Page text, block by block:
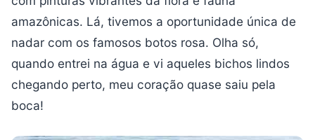
amazônicas. Lá, tivemos a oportunidade única de
nadar com os famosos botos rosa. Olha só,
quando entrei na água e vi aqueles bichos lindos
chegando perto, meu coração quase saiu pela
boca!